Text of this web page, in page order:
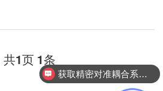
共1页 1条
获取精密对准耦合系统技术方案